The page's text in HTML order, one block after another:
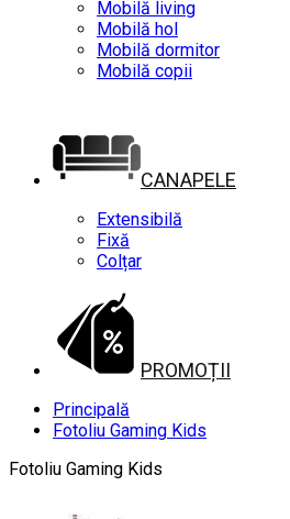
Mobilă living
Mobilă hol
Mobilă dormitor
Mobilă copii
CANAPELE
Extensibilă
Fixă
Colțar
PROMOȚII
Principală
Fotoliu Gaming Kids
Fotoliu Gaming Kids